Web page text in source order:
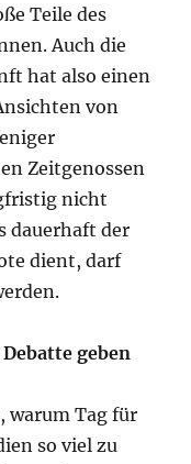
Teile des
Auch die
hat also einen
von
Zeitgenossen
nicht
dauerhaft der
dient, darf
geben
warum Tag für
so viel zu